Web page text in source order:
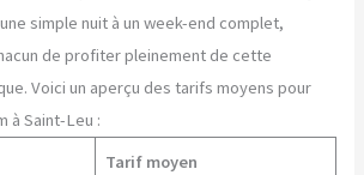
simple nuit à un week-end complet,
de profiter pleinement de cette
Voici un aperçu des tarifs moyens pour
à Saint-Leu :
Tarif moyen